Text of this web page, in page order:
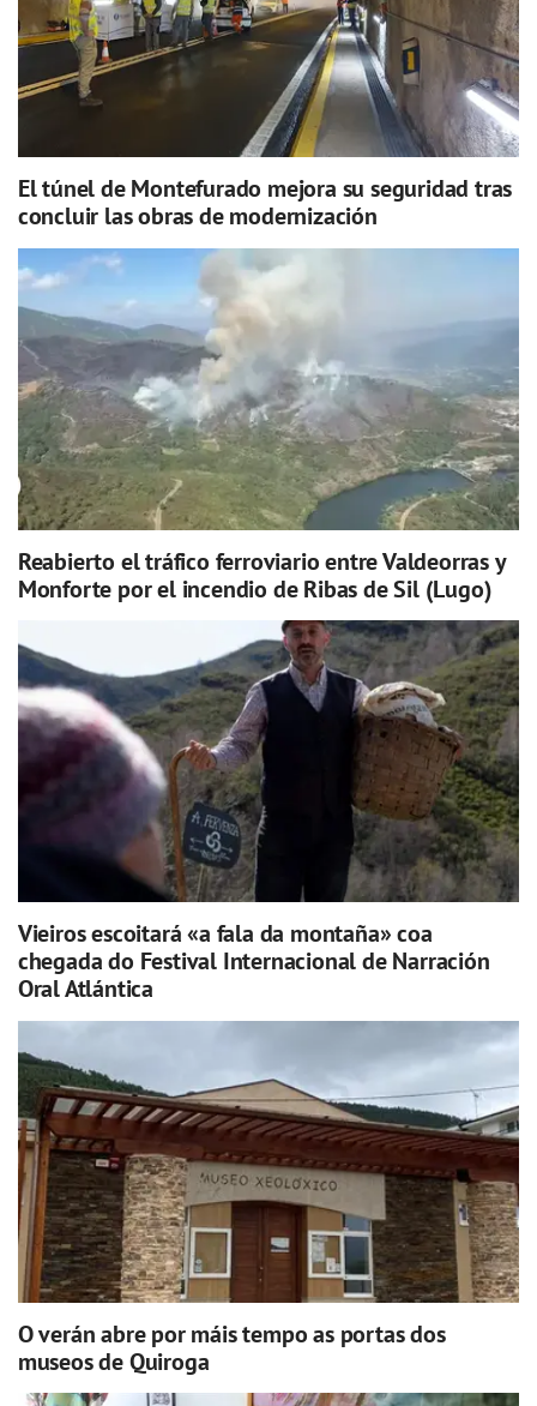
El túnel de Montefurado mejora su seguridad tras
concluir las obras de modernización
Reabierto el tráfico ferroviario entre Valdeorras y
Monforte por el incendio de Ribas de Sil (Lugo)
Vieiros escoitará «a fala da montaña» coa
chegada do Festival Internacional de Narración
Oral Atlántica
O verán abre por máis tempo as portas dos
museos de Quiroga